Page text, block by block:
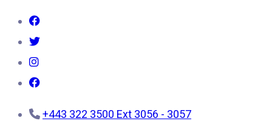
+443 322 3500 Ext 3056 - 3057